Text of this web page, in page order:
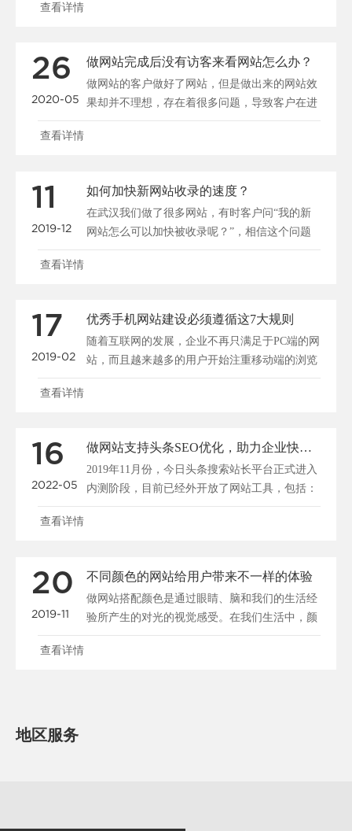
查看详情
26
2020-05
做网站完成后没有访客来看网站怎么办？
做网站的客户做好了网站，但是做出来的网站效
果却并不理想，存在着很多问题，导致客户在进
入网站后停留很短......
查看详情
11
2019-12
如何加快新网站收录的速度？
在武汉我们做了很多网站，有时客户问“我的新
网站怎么可以加快被收录呢？”，相信这个问题
大家都很关心，所......
查看详情
17
2019-02
优秀手机网站建设必须遵循这7大规则
随着互联网的发展，企业不再只满足于PC端的网
站，而且越来越多的用户开始注重移动端的浏览
和搜索，所以说......
查看详情
16
2022-05
做网站支持头条SEO优化，助力企业快速布局移动端全网搜索
2019年11月份，今日头条搜索站长平台正式进入
内测阶段，目前已经外开放了网站工具，包括：
站点管理、......
查看详情
20
2019-11
不同颜色的网站给用户带来不一样的体验
做网站搭配颜色是通过眼睛、脑和我们的生活经
验所产生的对光的视觉感受。在我们生活中，颜
色和人的情绪是密......
查看详情
地区服务